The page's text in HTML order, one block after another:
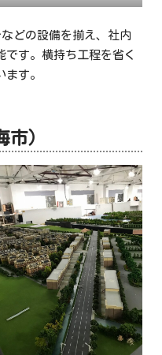
どの設備を揃え、社内
です。横持ち工程を省く
す。
）